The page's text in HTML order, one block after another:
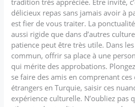
délicieux repas sans jamais avoir à
est fier de vous traiter. La
aussi rigide que dans d’autres
patience peut être très utile. Dans
commun, offrir sa place à une
qui mérite des approbations.
se faire des amis en comprenant
étrangers en Turquie, saisir ces
expérience culturelle. N’oubliez pas